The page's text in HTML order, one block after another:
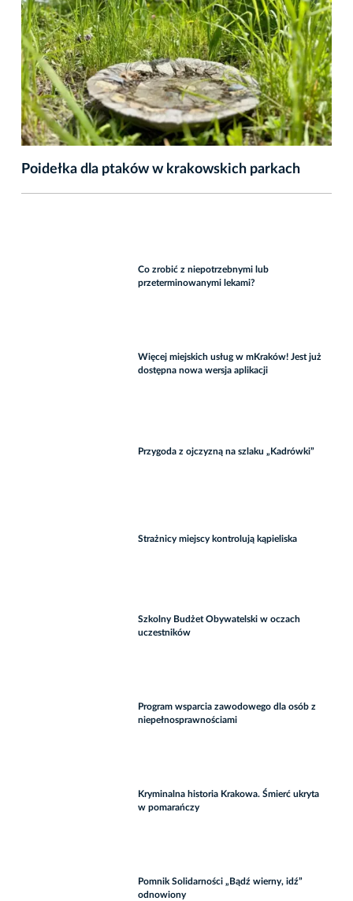
Poidełka dla ptaków w krakowskich parkach
Co zrobić z niepotrzebnymi lub
przeterminowanymi lekami?
Więcej miejskich usług w mKraków! Jest już
dostępna nowa wersja aplikacji
Przygoda z ojczyzną na szlaku „Kadrówki”
Strażnicy miejscy kontrolują kąpieliska
Szkolny Budżet Obywatelski w oczach
uczestników
Program wsparcia zawodowego dla osób z
niepełnosprawnościami
Kryminalna historia Krakowa. Śmierć ukryta
w pomarańczy
Pomnik Solidarności „Bądź wierny, idź”
odnowiony